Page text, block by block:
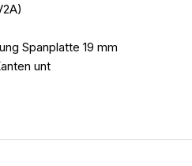
Spanplatte 19 mm
unt